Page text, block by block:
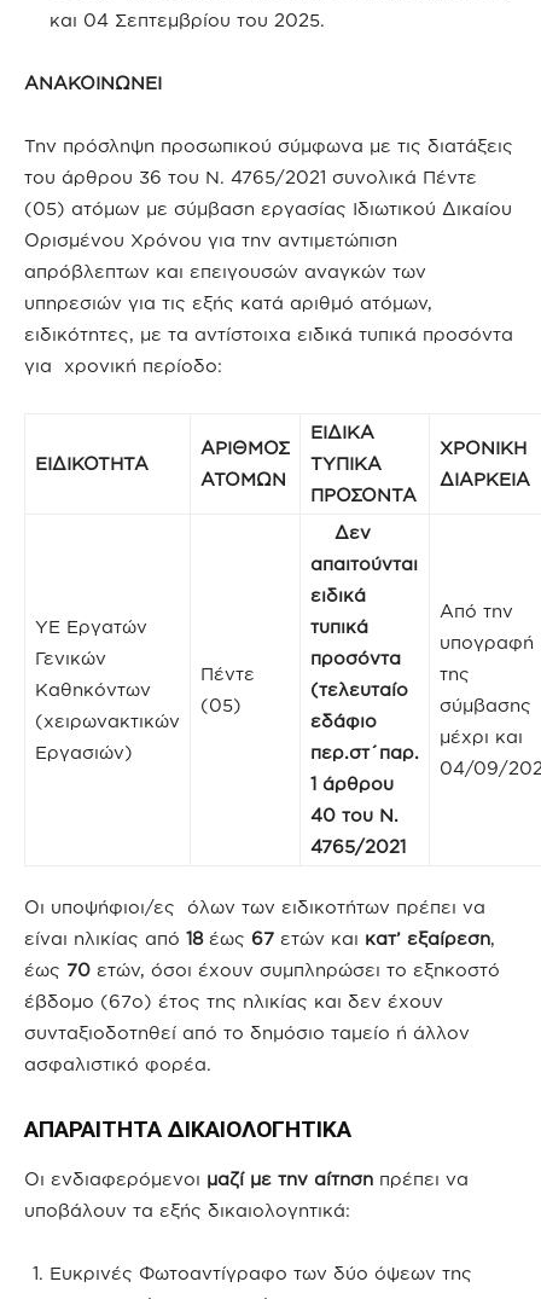
και 04 Σεπτεμβρίου του 2025.
ΑΝΑΚΟΙΝΩΝΕΙ
Την πρόσληψη προσωπικού σύμφωνα με τις διατάξεις
του άρθρου 36 του Ν. 4765/2021 συνολικά Πέντε
(05) ατόμων με σύμβαση εργασίας Ιδιωτικού Δικαίου
Ορισμένου Χρόνου για την αντιμετώπιση
απρόβλεπτων και επειγουσών αναγκών των
υπηρεσιών για τις εξής κατά αριθμό ατόμων,
ειδικότητες, με τα αντίστοιχα ειδικά τυπικά προσόντα
για χρονική περίοδο:
ΕΙΔΙΚΟΤΗΤΑ
ΑΡΙΘΜΟΣ
ΑΤΟΜΩΝ
ΕΙΔΙΚΑ
ΤΥΠΙΚΑ
ΠΡΟΣΟΝΤΑ
ΧΡΟΝΙΚΗ
ΔΙΑΡΚΕΙΑ
ΥΕ Εργατών
Γενικών
Καθηκόντων
(χειρωνακτικών
Εργασιών)
Πέντε
(05)
Δεν
απαιτούνται
ειδικά
τυπικά
προσόντα
(τελευταίο
εδάφιο
περ.στ΄παρ.
1 άρθρου
40 του Ν.
4765/2021
Από την
υπογραφή
της
σύμβασης
μέχρι και
04/09/
Οι υποψήφιοι/ες όλων των ειδικοτήτων πρέπει να
είναι ηλικίας από 18έως 67 ετών και κατ’ εξαίρεση,
έως 70 ετών, όσοι έχουν συμπληρώσει το εξηκοστό
έβδομο (67ο) έτος της ηλικίας και δεν έχουν
συνταξιοδοτηθεί από το δημόσιο ταμείο ή άλλον
ασφαλιστικό φορέα.
ΑΠΑΡΑΙΤΗΤΑ ΔΙΚΑΙΟΛΟΓΗΤΙΚΑ
Οι ενδιαφερόμενοι μαζί με την αίτηση πρέπει να
υποβάλουν τα εξής δικαιολογητικά:
Ευκρινές Φωτοαντίγραφο των δύο όψεων της